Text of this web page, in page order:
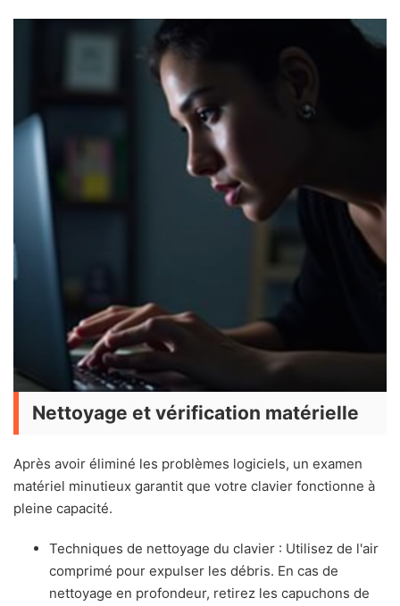
Nettoyage et vérification matérielle
Après avoir éliminé les problèmes logiciels, un examen
matériel minutieux garantit que votre clavier fonctionne à
pleine capacité.
Techniques de nettoyage du clavier : Utilisez de l'air
comprimé pour expulser les débris. En cas de
nettoyage en profondeur, retirez les capuchons de